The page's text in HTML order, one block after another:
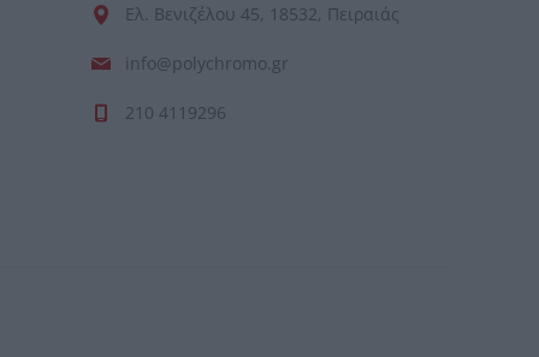
Ελ. Βενιζέλου 45, 18532, Πειραιάς
info@polychromo.gr
210 4119296